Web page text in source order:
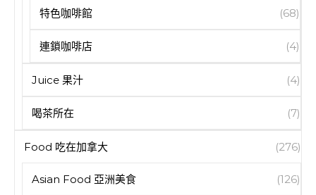
特色咖啡館 (68)
連鎖咖啡店 (4)
Juice 果汁 (4)
喝茶所在 (7)
Food 吃在加拿大 (276)
Asian Food 亞洲美食 (126)